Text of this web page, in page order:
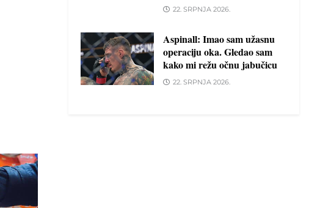
22. SRPNJA 2026.
Aspinall: Imao sam užasnu
operaciju oka. Gledao sam
kako mi režu očnu jabučicu
22. SRPNJA 2026.